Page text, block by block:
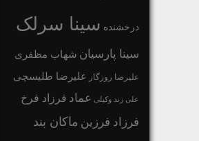
درخشنده سینا سرلک
سینا پارسیان شهاب مظفری
علیرضا روزگار علیرضا طلیسچی
علی زند وکیلی عماد فرزاد فرخ
فرزاد فرزین ماکان بند